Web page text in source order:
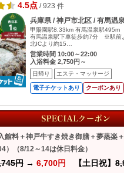
4.5点/ 923 件
兵庫県 / 神戸市北区 / 有馬温泉
甲陽園駅8.33km 有馬温泉駅495m
有馬温泉駅下車徒歩約7分 ※駅前
北ICより約15…
営業時間 10:00～22:00
入浴料金 2,750円～
日帰り エステ・マッサージ
電子チケットあり クーポンあり
館料＋神戸牛すき焼き御膳＋夢蒸楽
）（8/12～14は休日料金）
円 → 6,700円 【土日祝】